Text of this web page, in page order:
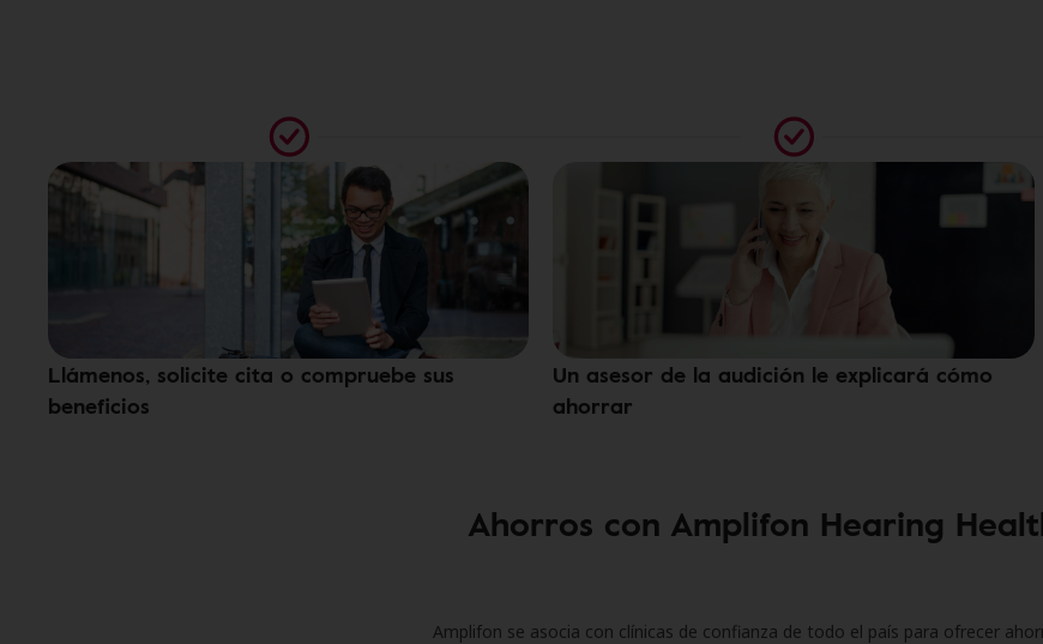
Llámenos, solicite cita o compruebe sus
beneficios
Un asesor de la audición le explicará cómo
ahorrar
Ahorros con Amplifon Hearing
Amplifon se asocia con clínicas de confianza de todo el país para ofrecer